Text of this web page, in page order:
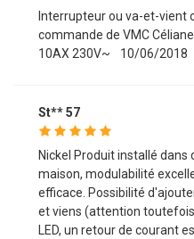
Interrupteur ou va-et-vient
commande de VMC Céliane
10AX 230V~
10/06/2018
St** 57
Nickel Produit installé
maison, modulabilité
efficace. Possibilité
et viens (attention
LED, un retour de courant